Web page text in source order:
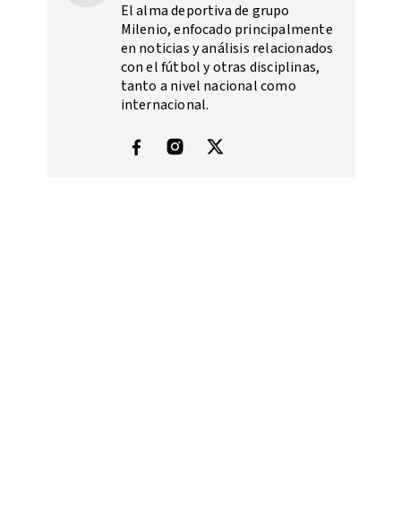
El alma deportiva de grupo
Milenio, enfocado principalmente
en noticias y análisis relacionados
con el fútbol y otras disciplinas,
tanto a nivel nacional como
internacional.